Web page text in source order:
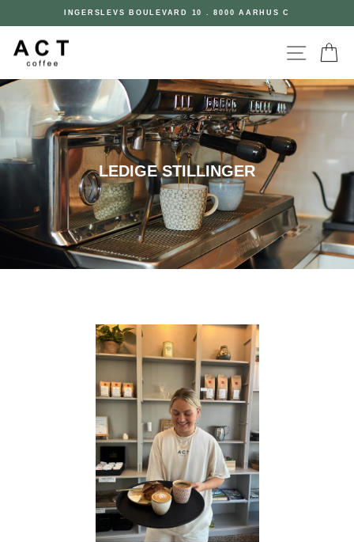
Pause
INGERSLEVS BOULEVARD 10 . 8000 AARHUS C
SITE
LEDIGE STILLINGER